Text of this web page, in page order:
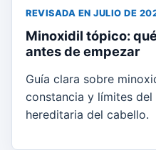
REVISADA EN JULIO DE
Minoxidil tópico:
antes de empezar
Guía clara sobre
constancia y límites
hereditaria del cabello.